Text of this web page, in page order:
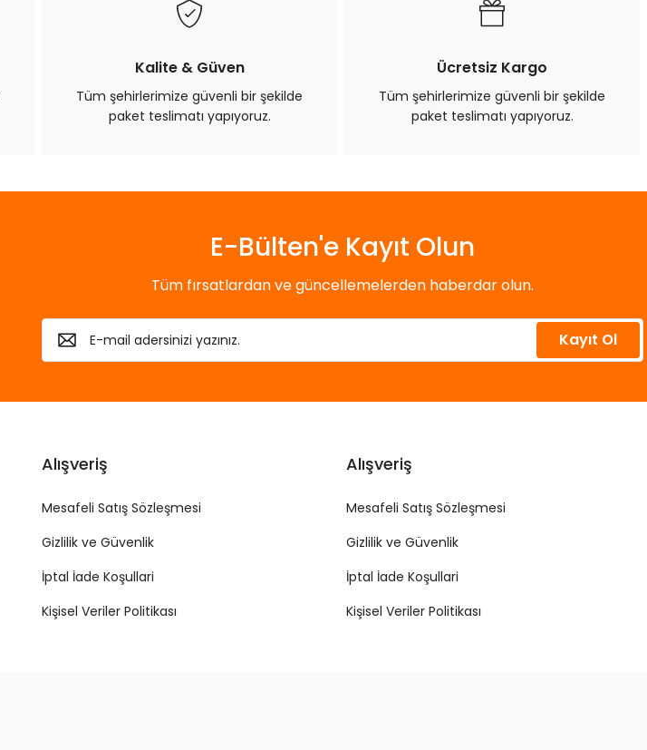
Kalite & Güven
Tüm şehirlerimize güvenli bir şekilde
paket teslimatı yapıyoruz.
Ücretsiz Kargo
Tüm şehirlerimize güvenli bir şekilde
paket teslimatı yapıyoruz.
E-Bülten'e Kayıt Olun
Tüm fırsatlardan ve güncellemelerden haberdar olun.
Kayıt Ol
Alışveriş
Mesafeli Satış Sözleşmesi
Gizlilik ve Güvenlik
İptal İade Koşullari
Kişisel Veriler Politikası
Alışveriş
Mesafeli Satış Sözleşmesi
Gizlilik ve Güvenlik
İptal İade Koşullari
Kişisel Veriler Politikası